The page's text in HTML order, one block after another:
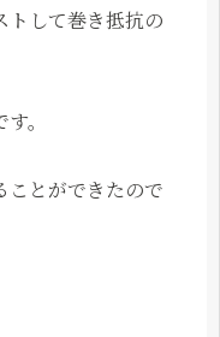
トして巻き抵抗の
。
ことができたので